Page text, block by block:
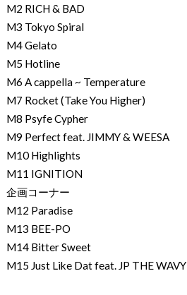
M2 RICH & BAD
M3 Tokyo Spiral
M4 Gelato
M5 Hotline
M6 A cappella ~ Temperature
M7 Rocket (Take You Higher)
M8 Psyfe Cypher
M9 Perfect feat. JIMMY & WEESA
M10 Highlights
M11 IGNITION
企画コーナー
M12 Paradise
M13 BEE-PO
M14 Bitter Sweet
M15 Just Like Dat feat. JP THE WAVY